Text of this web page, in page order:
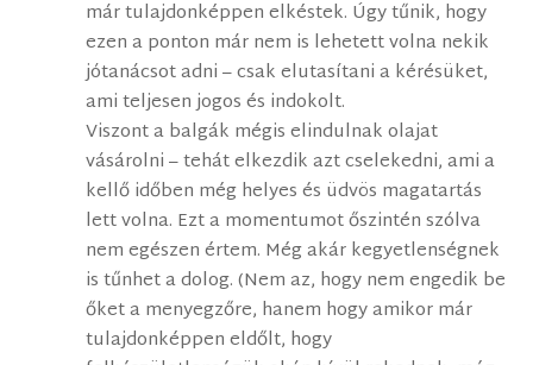
már tulajdonképpen elkéstek. Úgy tűnik, hogy
ezen a ponton már nem is lehetett volna nekik
jótanácsot adni – csak elutasítani a kérésüket,
ami teljesen jogos és indokolt.
Viszont a balgák mégis elindulnak olajat
vásárolni – tehát elkezdik azt cselekedni, ami a
kellő időben még helyes és üdvös magatartás
lett volna. Ezt a momentumot őszintén szólva
nem egészen értem. Még akár kegyetlenségnek
is tűnhet a dolog. (Nem az, hogy nem engedik be
őket a menyegzőre, hanem hogy amikor már
tulajdonképpen eldőlt, hogy